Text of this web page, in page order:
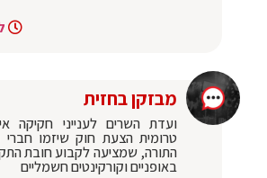
מבזקן בחזית
ועדת השרים לענייני חקיקה
טרומית הצעת חוק שיזמו חברי
התורה, שמציעה לקבוע חובת
באופניים וקורקינטים חשמליים